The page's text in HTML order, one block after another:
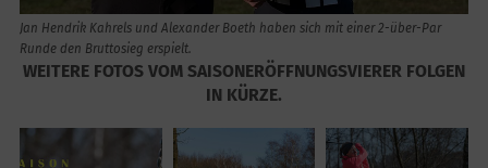
Jan Hendrik Kahrels und Alexander Boeth haben sich mit einer 2-über-Par
Runde den Bruttosieg erspielt.
WEITERE FOTOS VOM SAISONERÖFFNUNGSVIERER FOLGEN
IN KÜRZE.